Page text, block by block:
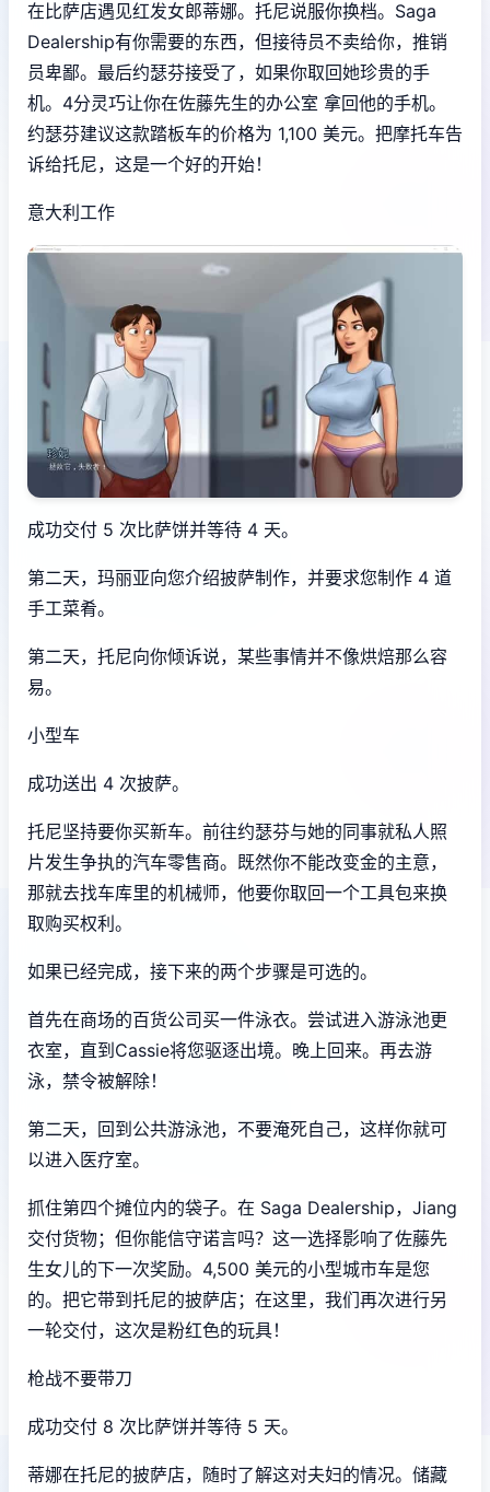
在比萨店遇见红发女郎蒂娜。托尼说服你换档。Saga
Dealership有你需要的东西，但接待员不卖给你，推销
员卑鄙。最后约瑟芬接受了，如果你取回她珍贵的手
机。4分灵巧让你在佐藤先生的办公室 拿回他的手机。
约瑟芬建议这款踏板车的价格为 1,100 美元。把摩托车告
诉给托尼，这是一个好的开始！
意大利工作
成功交付 5 次比萨饼并等待 4 天。
第二天，玛丽亚向您介绍披萨制作，并要求您制作 4 道
手工菜肴。
第二天，托尼向你倾诉说，某些事情并不像烘焙那么容
易。
小型车
成功送出 4 次披萨。
托尼坚持要你买新车。前往约瑟芬与她的同事就私人照
片发生争执的汽车零售商。既然你不能改变金的主意，
那就去找车库里的机械师，他要你取回一个工具包来换
取购买权利。
如果已经完成，接下来的两个步骤是可选的。
首先在商场的百货公司买一件泳衣。尝试进入游泳池更
衣室，直到Cassie将您驱逐出境。晚上回来。再去游
泳，禁令被解除！
第二天，回到公共游泳池，不要淹死自己，这样你就可
以进入医疗室。
抓住第四个摊位内的袋子。在 Saga Dealership，Jiang
交付货物；但你能信守诺言吗？这一选择影响了佐藤先
生女儿的下一次奖励。4,500 美元的小型城市车是您
的。把它带到托尼的披萨店；在这里，我们再次进行另
一轮交付，这次是粉红色的玩具！
枪战不要带刀
成功交付 8 次比萨饼并等待 5 天。
蒂娜在托尼的披萨店，随时了解这对夫妇的情况。储藏